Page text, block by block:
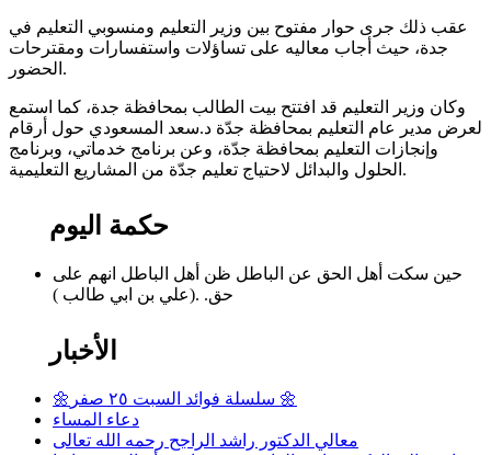
عقب ذلك جرى حوار مفتوح بين وزير التعليم ومنسوبي التعليم في
جدة، حيث أجاب معاليه على تساؤلات واستفسارات ومقترحات
الحضور.
وكان وزير التعليم قد افتتح بيت الطالب بمحافظة جدة، كما استمع
لعرض مدير عام التعليم بمحافظة جدّة د.سعد المسعودي حول أرقام
وإنجازات التعليم بمحافظة جدّة، وعن برنامج خدماتي، وبرنامج
الحلول والبدائل لاحتياج تعليم جدّة من المشاريع التعليمية.
حكمة اليوم
حين سكت أهل الحق عن الباطل ظن أهل الباطل انهم على
حق. .(علي بن ابي طالب )
الأخبار
🌼سلسلة فوائد السبت ٢٥ صفر 🌼
دعاء المساء
معالي الدكتور راشد الراجح رحمه الله تعالى